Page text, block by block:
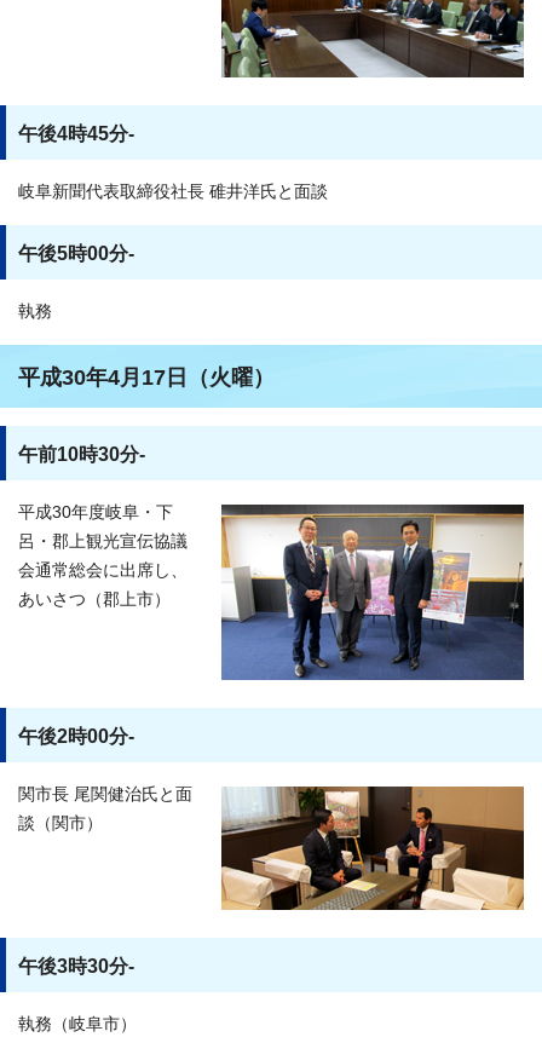
午後4時45分-
岐阜新聞代表取締役社長 碓井洋氏と面談
午後5時00分-
執務
平成30年4月17日（火曜）
午前10時30分-
平成30年度岐阜・下
呂・郡上観光宣伝協議
会通常総会に出席し、
あいさつ（郡上市）
午後2時00分-
関市長 尾関健治氏と面
談（関市）
午後3時30分-
執務（岐阜市）